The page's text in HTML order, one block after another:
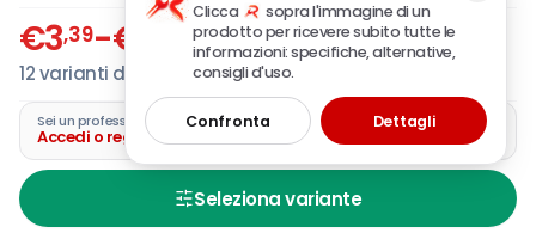
€3,39-€ IVA incl.
12varianti disponibili
Sei un professionista?
Accedi o registra la tua azienda
Seleziona variante
Clicca
sopra l'immagine di un
prodotto per ricevere subito tutte le
informazioni: specifiche, alternative,
consigli d'uso.
Confronta Dettagli